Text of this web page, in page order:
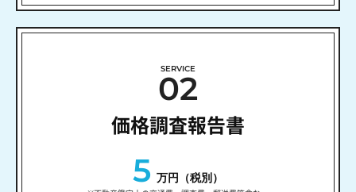
SERVICE
02
価格調査報告書
5 万円（税別）